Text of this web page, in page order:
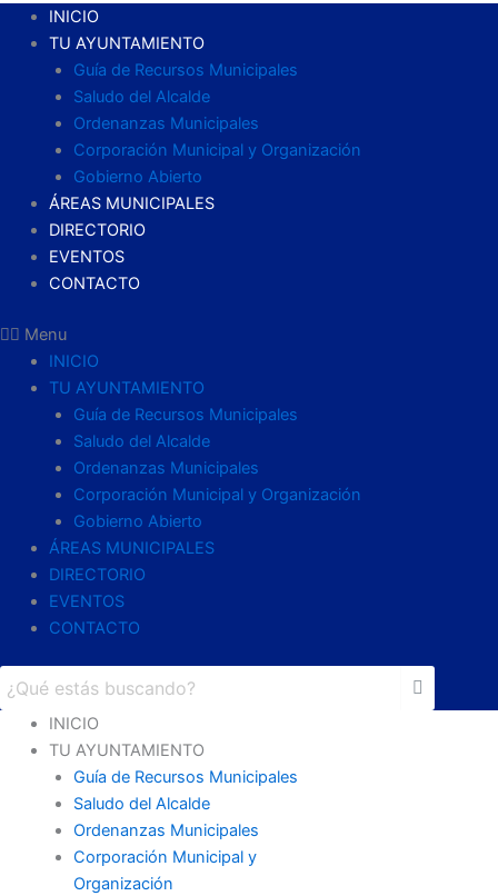
INICIO
TU AYUNTAMIENTO
Guía de Recursos Municipales
Saludo del Alcalde
Ordenanzas Municipales
Corporación Municipal y Organización
Gobierno Abierto
ÁREAS MUNICIPALES
DIRECTORIO
EVENTOS
CONTACTO
Menu
INICIO
TU AYUNTAMIENTO
Guía de Recursos Municipales
Saludo del Alcalde
Ordenanzas Municipales
Corporación Municipal y Organización
Gobierno Abierto
ÁREAS MUNICIPALES
DIRECTORIO
EVENTOS
CONTACTO
INICIO
TU AYUNTAMIENTO
Guía de Recursos Municipales
Saludo del Alcalde
Ordenanzas Municipales
Corporación Municipal y
Organización